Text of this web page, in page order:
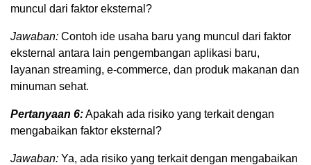
muncul dari faktor eksternal?
Jawaban: Contoh ide usaha baru yang muncul dari faktor
eksternal antara lain pengembangan aplikasi baru,
layanan streaming, e-commerce, dan produk makanan dan
minuman sehat.
Pertanyaan 6:Apakah ada risiko yang terkait dengan
mengabaikan faktor eksternal?
Jawaban: Ya, ada risiko yang terkait dengan mengabaikan